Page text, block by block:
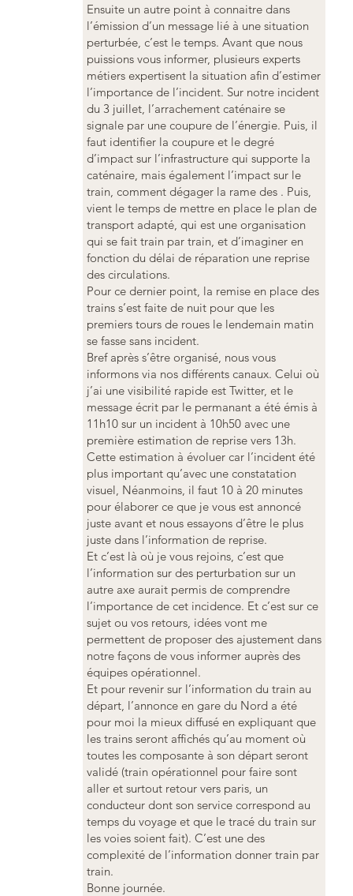
Ensuite un autre point à connaitre dans
l’émission d’un message lié à une situation
perturbée, c’est le temps. Avant que nous
puissions vous informer, plusieurs experts
métiers expertisent la situation afin d’estimer
l’importance de l’incident. Sur notre incident
du 3 juillet, l’arrachement caténaire se
signale par une coupure de l’énergie. Puis, il
faut identifier la coupure et le degré
d’impact sur l’infrastructure qui supporte la
caténaire, mais également l’impact sur le
train, comment dégager la rame des . Puis,
vient le temps de mettre en place le plan de
transport adapté, qui est une organisation
qui se fait train par train, et d’imaginer en
fonction du délai de réparation une reprise
des circulations.
Pour ce dernier point, la remise en place des
trains s’est faite de nuit pour que les
premiers tours de roues le lendemain matin
se fasse sans incident.
Bref après s’être organisé, nous vous
informons via nos différents canaux. Celui où
j’ai une visibilité rapide est Twitter, et le
message écrit par le permanant a été émis à
11h10 sur un incident à 10h50 avec une
première estimation de reprise vers 13h.
Cette estimation à évoluer car l’incident été
plus important qu’avec une constatation
visuel, Néanmoins, il faut 10 à 20 minutes
pour élaborer ce que je vous est annoncé
juste avant et nous essayons d’être le plus
juste dans l’information de reprise.
Et c’est là où je vous rejoins, c’est que
l’information sur des perturbation sur un
autre axe aurait permis de comprendre
l’importance de cet incidence. Et c’est sur ce
sujet ou vos retours, idées vont me
permettent de proposer des ajustement dans
notre façons de vous informer auprès des
équipes opérationnel.
Et pour revenir sur l’information du train au
départ, l’annonce en gare du Nord a été
pour moi la mieux diffusé en expliquant que
les trains seront affichés qu’au moment où
toutes les composante à son départ seront
validé (train opérationnel pour faire sont
aller et surtout retour vers paris, un
conducteur dont son service correspond au
temps du voyage et que le tracé du train sur
les voies soient fait). C’est une des
complexité de l’information donner train par
train.
Bonne journée.